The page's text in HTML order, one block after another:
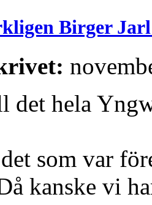
Birger
det hela
som var
kanske vi